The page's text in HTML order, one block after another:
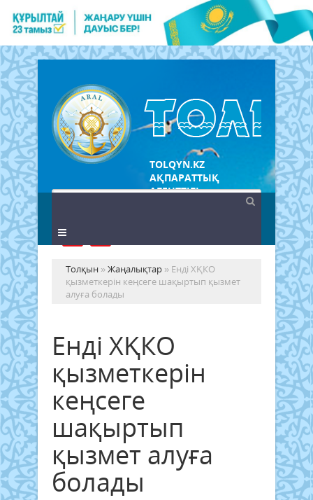
TOLQYN.KZ
АҚПАРАТТЫҚ
АГЕНТТІГІ
Толқын »Жаңалықтар » Енді ХҚКО
қызметкерін кеңсеге шақыртып қызмет
алуға болады
Енді ХҚКО
қызметкерін
кеңсеге
шақыртып
қызмет алуға
болады